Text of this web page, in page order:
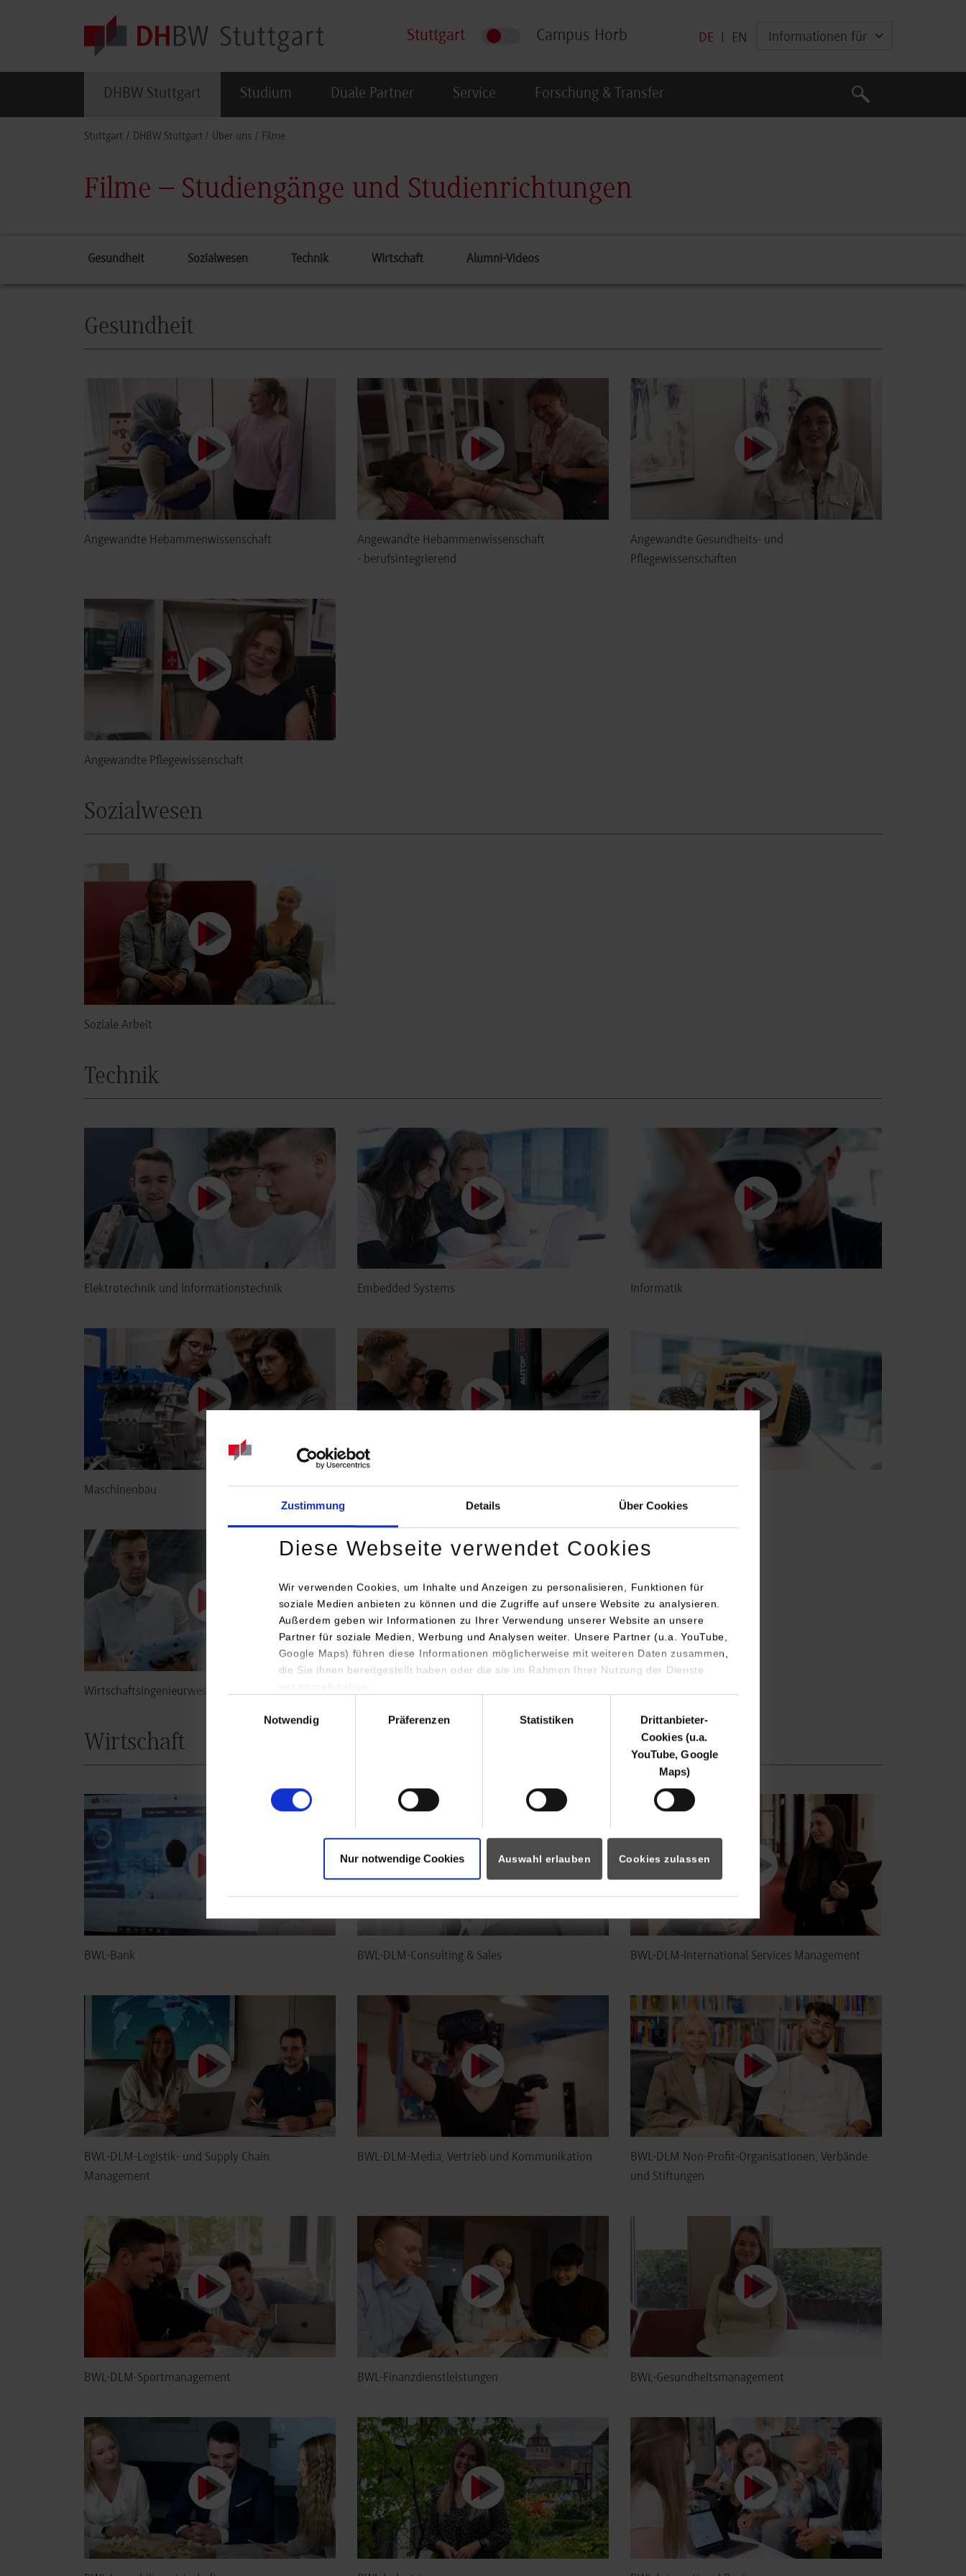
Zustimmung Details Über Cookies
Diese Webseite verwendet Cookies
Wir verwenden Cookies, um Inhalte und Anzeigen zu personalisieren, Funktionen für
soziale Medien anbieten zu können und die Zugriffe auf unsere Website zu analysieren.
Außerdem geben wir Informationen zu Ihrer Verwendung unserer Website an unsere
Partner für soziale Medien, Werbung und Analysen weiter. Unsere Partner (u.a. YouTube,
Google Maps) führen diese Informationen möglicherweise mit weiteren Daten zusammen,
die Sie ihnen bereitgestellt haben oder die sie im Rahmen Ihrer Nutzung der Dienste
Notwendig
Präferenzen Statistiken
Drittanbieter-
Cookies (u.a.
YouTube, Google
Maps)
Nur notwendige Cookies Auswahl erlauben Cookies zulassen
Stuttgart Campus Horb DE EN Informationen für
DHBW Stuttgart Studium Duale Partner Service Forschung & Transfer
Suche
Suche
Stuttgart DHBW Stuttgart Über uns Filme
Filme – Studiengänge und Studienrichtungen
Gesundheit Sozialwesen Technik Wirtschaft Alumni-Videos
Gesundheit
Angewandte Hebammenwissenschaft
Angewandte Hebammenwissenschaft
- berufsintegrierend
Angewandte Gesundheits- und
Pflegewissenschaften
Angewandte Pflegewissenschaft
Sozialwesen
Soziale Arbeit
Technik
Elektrotechnik und Informationstechnik Embedded Systems Informatik
Maschinenbau Maschinenbau Fahrzeug-System-Engineering Mechatronik
Wirtschaftsingenieurwesen
Wirtschaft
BWL-Bank BWL-DLM-Consulting & Sales BWL-DLM-International Services Management
BWL-DLM-Logistik- und Supply Chain
Management
BWL-DLM-Media, Vertrieb und Kommunikation
BWL-DLM Non-Profit-Organisationen, Verbände
und Stiftungen
BWL-DLM-Sportmanagement BWL-Finanzdienstleistungen BWL-Gesundheitsmanagement